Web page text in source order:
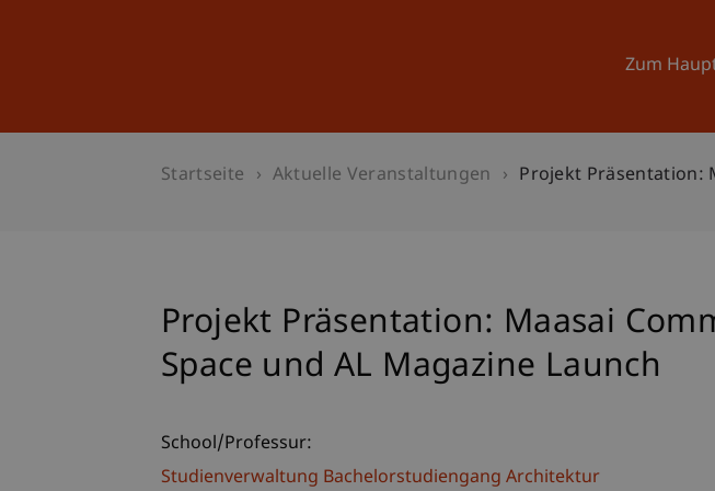
Zum
Startseite Aktuelle Veranstaltungen Projekt Präsentation:
Projekt Präsentation: Maasai
Space und AL Magazine Launch
School/Professur:
Studienverwaltung Bachelorstudiengang Architektur